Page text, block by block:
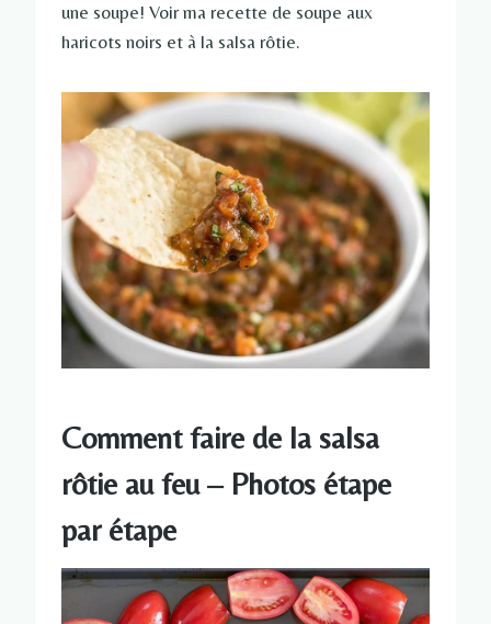
une soupe! Voir ma recette de soupe aux
haricots noirs et à la salsa rôtie.
Comment faire de la salsa
rôtie au feu – Photos étape
par étape